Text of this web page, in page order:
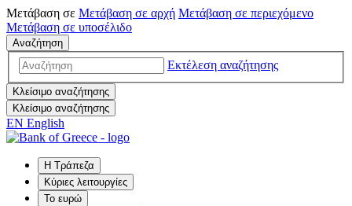
Μετάβαση σε Μετάβαση σε αρχή Μετάβαση σε περιεχόμενο
Μετάβαση σε υποσέλιδο
Αναζήτηση
Εκτέλεση αναζήτησης
Κλείσιμο αναζήτησης
Κλείσιμο αναζήτησης
EN English
Η Τράπεζα
Κύριες λειτουργίες
Το ευρώ